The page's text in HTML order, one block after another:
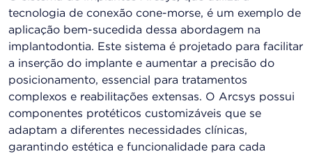
tecnologia de conexão cone-morse, é um exemplo de
aplicação bem-sucedida dessa abordagem na
implantodontia. Este sistema é projetado para facilitar
a inserção do implante e aumentar a precisão do
posicionamento, essencial para tratamentos
complexos e reabilitações extensas. O Arcsys possui
componentes protéticos customizáveis que se
adaptam a diferentes necessidades clínicas,
garantindo estética e funcionalidade para cada